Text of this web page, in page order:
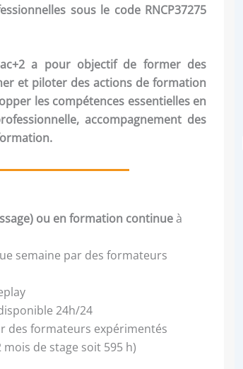
sous le code RNCP37275
a pour objectif de former des
et piloter des actions de formation
les compétences essentielles en
accompagnement des
ou en formation continueà
semaine par des formateurs
24h/24
des formateurs expérimentés
de stage soit 595 h)